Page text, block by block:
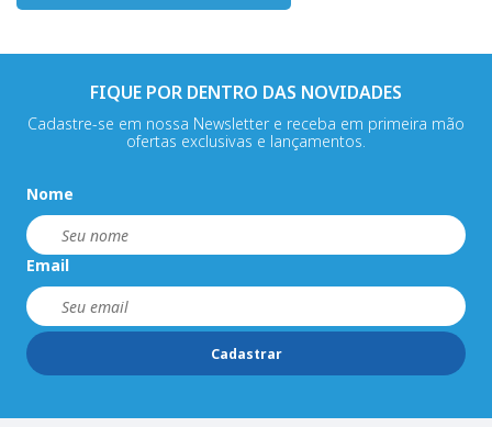
FIQUE POR DENTRO DAS NOVIDADES
Cadastre-se em nossa Newsletter e receba em primeira mão
ofertas exclusivas e lançamentos.
Nome
Email
Cadastrar